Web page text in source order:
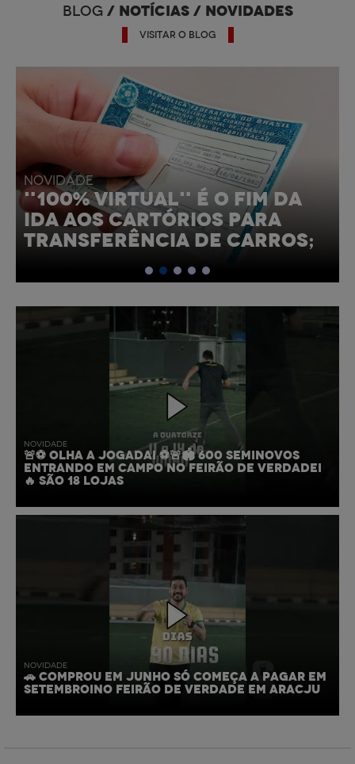
BLOG / NOTÍCIAS / NOVIDADES
VISITAR O BLOG
NOVIDADE
NOVO RANGE ROVER 2022
CHEGA MAIS SOFISTICADO E
ELETRIFICADO
NOVIDADE
🚨⚽ OLHA A JOGADA! ⚽🚨🏟️ 600 SEMINOVOS
ENTRANDO EM CAMPO NO FEIRÃO DE VERDADE!
🔥 SÃO 18 LOJAS
NOVIDADE
🚗 COMPROU EM JUNHO SÓ COMEÇA A PAGAR EM
SETEMBRO!NO FEIRÃO DE VERDADE EM ARACJU